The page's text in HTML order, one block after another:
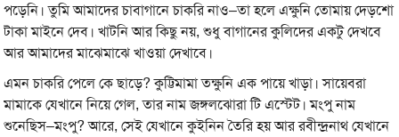
পড়েনি। তুমি আমাদের চাবাগানে চাকরি নাও–তা হলে এক্ষুনি তোমায় দেড়শো
টাকা মাইনে দেব। খাটনি আর কিছু নয়, শুধু বাগানের কুলিদের একটু দেখবে
আর আমাদের মাঝেমাঝে খাওয়া দেখাবে।
এমন চাকরি পেলে কে ছাড়ে? কুট্টিমামা তক্ষুনি এক পায়ে খাড়া। সায়েবরা
মামাকে যেখানে নিয়ে গেল, তার নাম জঙ্গলঝোরা টি এস্টেট। মংপু নাম
শুনেছিস–মংপু? আরে, সেই যেখানে কুইনিন তৈরি হয় আর রবীন্দ্রনাথ যেখানে